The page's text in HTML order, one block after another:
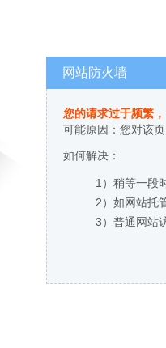
网站防火墙
您的请求过于频繁
可能原因：您对该
如何解决：
1）稍等一段
2）如网站托
3）普通网站